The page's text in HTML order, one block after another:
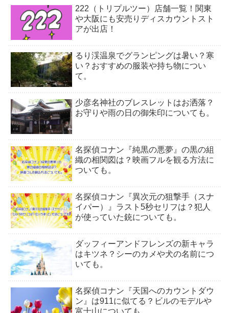
222（トリプルツー）店舗一覧！関東
や大阪にも安売りディスカウントスト
アが出店！
るり渓温泉でグランピングは暑い？寒
い？おすすめの服装や持ち物につい
て。
少彦名神社のブレスレットはお洒落？
お守りや雨の日の御朱印についても。
名探偵コナン『純黒の悪夢』の黒の組
織の相関図は？映画フルを観る方法に
ついても。
名探偵コナン『異次元の狙撃手（スナ
イパー）』ラスト5秒セリフは？犯人
が使っていた銃についても。
ダッフィーアンドフレンズの新キャラ
はキツネ？シーのカメや犬の名前につ
いても。
名探偵コナン『天国へのカウントダウ
ン』は911に似てる？ビルのモデルや
富士山についても